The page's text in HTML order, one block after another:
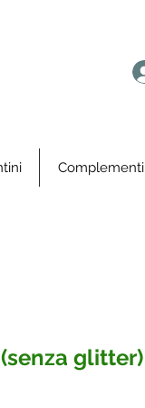
Complementi
glitter)